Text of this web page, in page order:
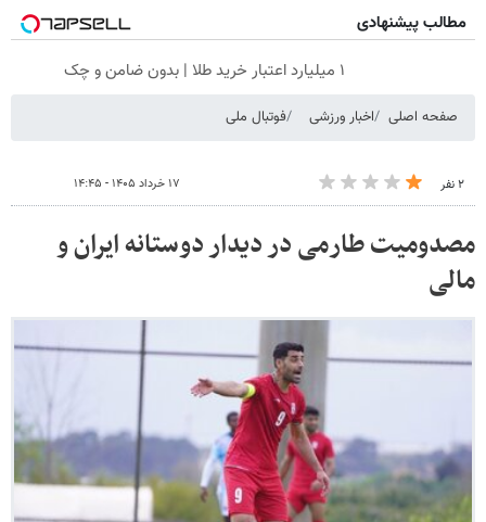
مطالب پیشنهادی
۱ میلیارد اعتبار خرید طلا | بدون ضامن و چک
صفحه اصلی اخبار ورزشی فوتبال ملی
۲ نفر ۱۷ خرداد ۱۴۰۵ - ۱۴:۴۵
مصدومیت طارمی در دیدار دوستانه ایران و
مالی